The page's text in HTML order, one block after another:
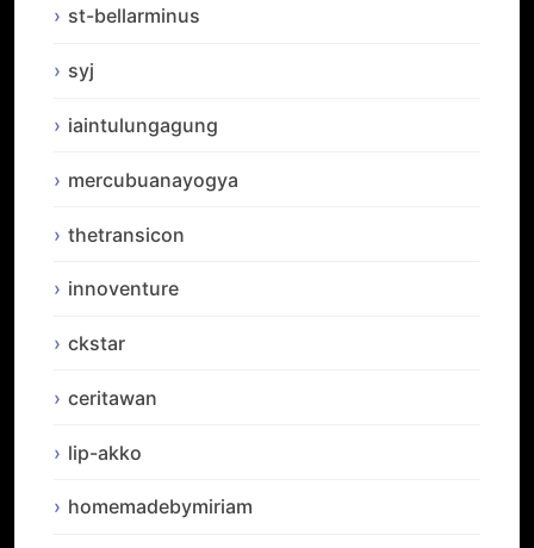
st-bellarminus
syj
iaintulungagung
mercubuanayogya
thetransicon
innoventure
ckstar
ceritawan
lip-akko
homemadebymiriam